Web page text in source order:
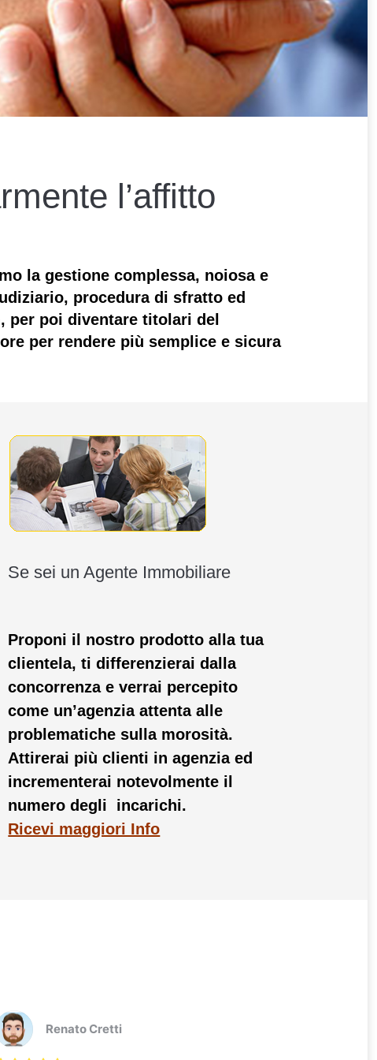
l’affitto
la gestione complessa, noiosa e
procedura di sfratto ed
per poi diventare titolari del
per rendere più semplice e sicura
Se sei un Agente Immobiliare
Proponi il nostro prodotto alla tua
clientela, ti differenzierai dalla
concorrenza e verrai percepito
come un’agenzia attenta alle
problematiche sulla morosità.
Attirerai più clienti in agenzia ed
incrementerai notevolmente il
numero degli incarichi.
Ricevi maggiori Info
Renato Cretti